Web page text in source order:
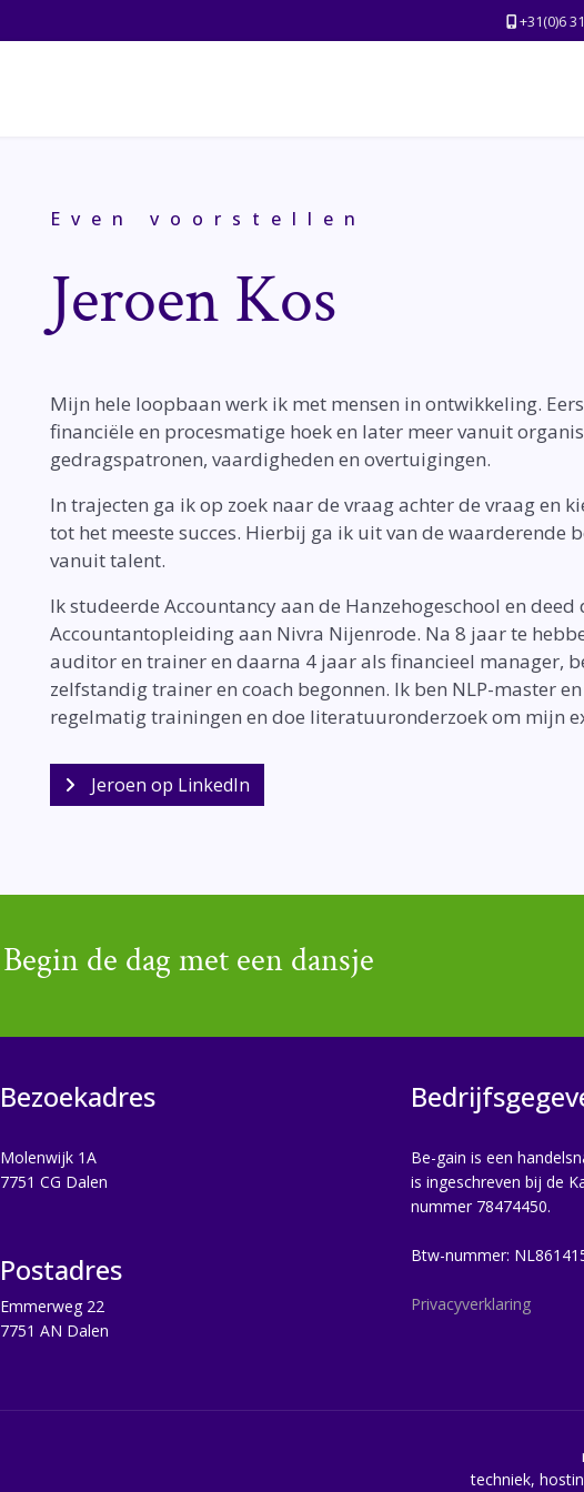
+31(0)6
Even voorstellen
Jeroen Kos
Mijn hele loopbaan werk ik met mensen in ontwikkeling.
financiële en procesmatige hoek en later meer vanuit
gedragspatronen, vaardigheden en overtuigingen.
In trajecten ga ik op zoek naar de vraag achter de vraag en
tot het meeste succes. Hierbij ga ik uit van de waarderende
vanuit talent.
Ik studeerde Accountancy aan de Hanzehogeschool en deed
Accountantopleiding aan Nivra Nijenrode. Na 8 jaar te
auditor en trainer en daarna 4 jaar als financieel manager,
zelfstandig trainer en coach begonnen. Ik ben NLP-master
regelmatig trainingen en doe literatuuronderzoek om mijn
Jeroen op LinkedIn
Begin de dag met een dansje
Bezoekadres
Molenwijk 1A
7751 CG Dalen
Postadres
Emmerweg 22
7751 AN Dalen
Be-gain is een
is ingeschreven bij de
nummer 78474450.
Btw-nummer:
Privacyverklaring
techniek,